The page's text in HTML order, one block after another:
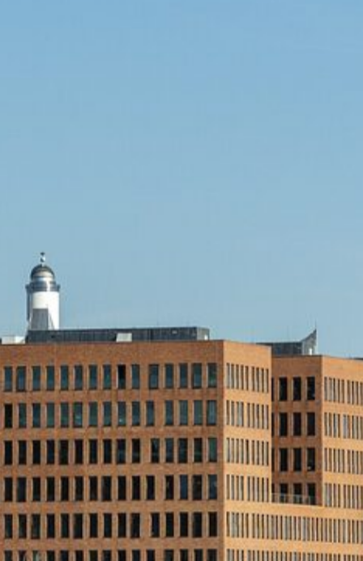
CLIPPER BOARDINGHOUSE
ÜBER UNS
APARTMENTS
Studio Apartment